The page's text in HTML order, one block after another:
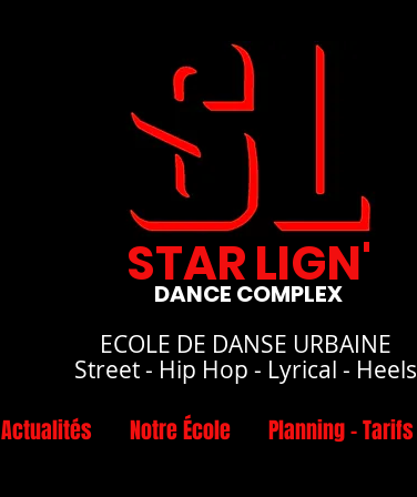
STAR LIGN'
DANCE COMPLEX
ECOLE DE DANSE URBAINE
Street - Hip Hop - Lyrical - Heels
Actualités Notre École Planning - Tarifs